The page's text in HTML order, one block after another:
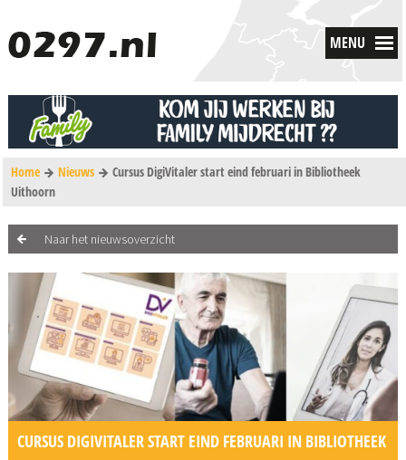
MENU
Home Nieuws
Cursus DigiVitaler start eind februari in Bibliotheek
Uithoorn
Naar het nieuwsoverzicht
CURSUS DIGIVITALER START EIND FEBRUARI IN BIBLIOTHEEK